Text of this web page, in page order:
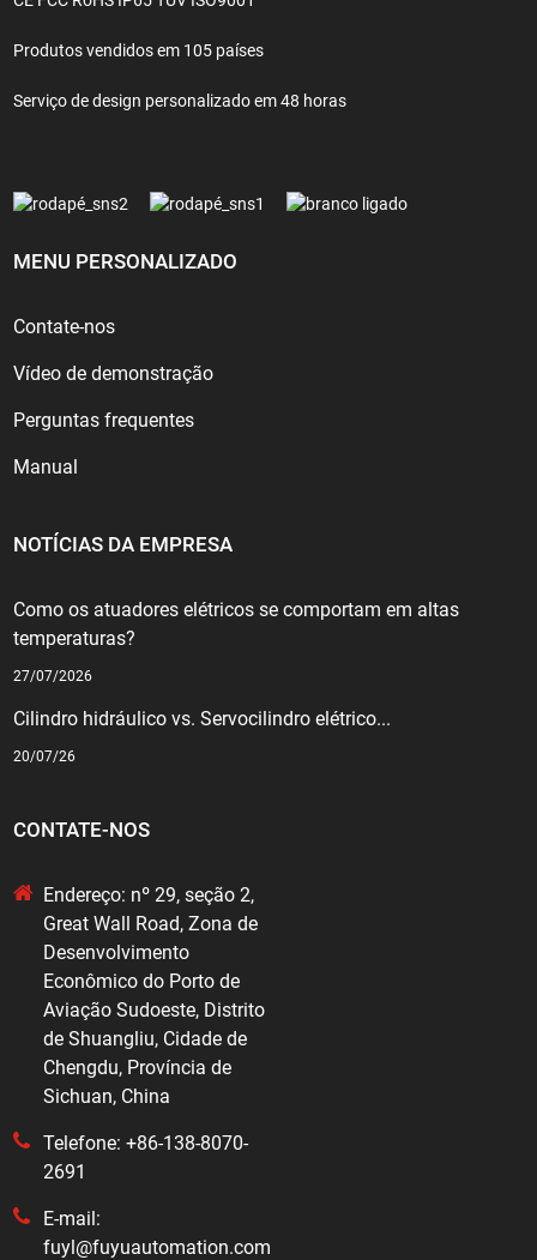
Produtos vendidos em 105 países
Serviço de design personalizado em 48 horas
MENU PERSONALIZADO
Contate-nos
Vídeo de demonstração
Perguntas frequentes
Manual
NOTÍCIAS DA EMPRESA
Como os atuadores elétricos se comportam em altas
temperaturas?
27/07/2026
Cilindro hidráulico vs. Servocilindro elétrico...
20/07/26
CONTATE-NOS
Endereço: nº 29, seção 2,
Great Wall Road, Zona de
Desenvolvimento
Econômico do Porto de
Aviação Sudoeste, Distrito
de Shuangliu, Cidade de
Chengdu, Província de
Sichuan, China
Telefone: +86-138-8070-
2691
E-mail:
fuyl@fuyuautomation.com